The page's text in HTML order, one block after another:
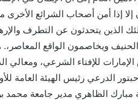
إلا إذا أمن أصحاب الشرائع
الذين يتحدثون عن التطرف
ويخاصمون الواقع المعاصر،.
للإفتاء الشرعي، ومعالي
الدرعي رئيس الهيئة العامة
مبارك الظاهري مدير جامعة محمد